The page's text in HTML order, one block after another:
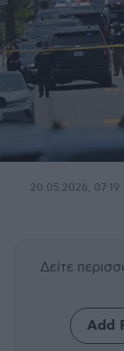
20.05.2026, 07:19
Δείτε
Add